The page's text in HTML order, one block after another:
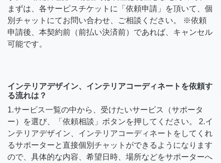
まずは、各サービスチケットに「依頼申請」を頂いて、個
別チャットにてお問い合わせ、ご相談ください。 ※依頼
申請後、本契約前（前払い決済前）であれば、キャンセル
可能です。
インテリアデザイン、インテリアコーディネートを依頼す
る流れは？
1.サービス一覧の中から、受けたいサービス（サポータ
ー）を選び、「依頼相談」ボタンを押してください。 2.イ
ンテリアデザイン、インテリアコーディネートをしてくれ
るサポーターと直接個別チャットができるようになります
ので、具体的な内容、希望日時、場所などをサポーターへ